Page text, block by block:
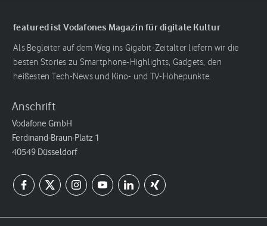
featured ist Vodafones Magazin für digitale Kultur
Als Begleiter auf dem Weg ins Gigabit-Zeitalter liefern wir die
besten Stories zu Smartphone-Highlights, Gadgets, den
heißesten Tech-News und Kino- und TV-Höhepunkte.
Anschrift
Vodafone GmbH
Ferdinand-Braun-Platz 1
40549 Düsseldorf